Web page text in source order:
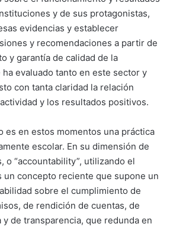
y de sus protagonistas,
evidencias y establecer
y recomendaciones a partir de
y garantía de calidad de la
evaluado tanto en este sector y
con tanta claridad la relación
y los resultados positivos.
es en estos momentos una práctica
escolar. En su dimensión de
o “accountability”, utilizando el
un concepto reciente que supone un
sobre el cumplimiento de
de rendición de cuentas, de
de transparencia, que redunda en